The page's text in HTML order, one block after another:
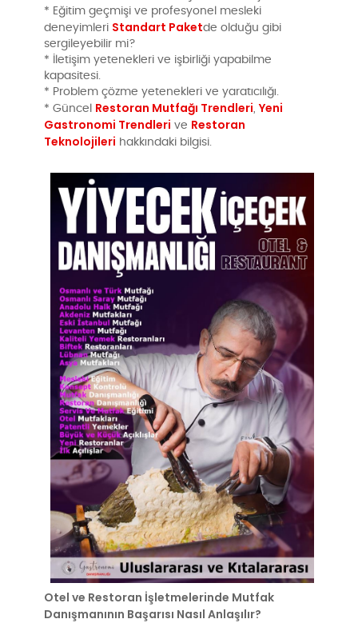
* Eğitim geçmişi ve profesyonel mesleki
deneyimleri Standart Paketde olduğu gibi
sergileyebilir mi?
* İletişim yetenekleri ve işbirliği yapabilme
kapasitesi.
* Problem çözme yetenekleri ve yaratıcılığı.
* Güncel Restoran Mutfağı Trendleri ,Yeni
Gastronomi Trendleri ve Restoran
Teknolojileri hakkındaki bilgisi.
Otel ve Restoran İşletmelerinde Mutfak
Danışmanının Başarısı Nasıl Anlaşılır?